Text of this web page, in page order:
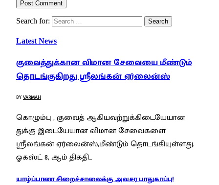
Search for:
Latest News
குவைத்துக்கான விமான சேவையை மீண்டும்
தொடங்குகிறது ஸ்ரீலங்கன் ஏர்லைன்ஸ்
BYVARMAH
கொழும்பு , குவைத் ஆகியவற்றுக்கிடையேயான
துக்கு இடையேயான விமான சேவைகளை
ஸ்ரீலங்கன் ஏர்லைன்ஸ்,மீண்டும் தொடங்கியுள்ளது.
ஓகஸ்ட் 8, ஆம் திகதி…
யாழ்ப்பாண சிறைச்சாலைக்கு அவசர பாதுகாப்பு!